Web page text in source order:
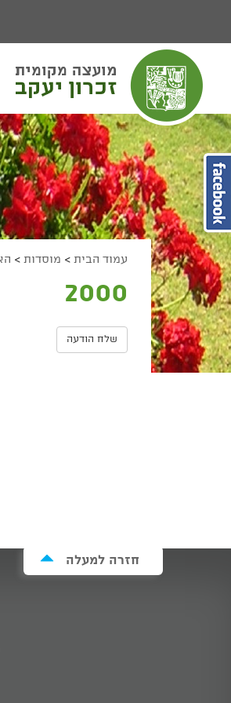
הגדל גודל פונט
הקטן גודל פונט
מצב ניגודיות גבוהה
מצב ניגודיות נמוכה
הצג קישורים
הצהרת נגישות
עמוד הבית > מוסדות >
2000
שלח הודעה
חזרה למעלה